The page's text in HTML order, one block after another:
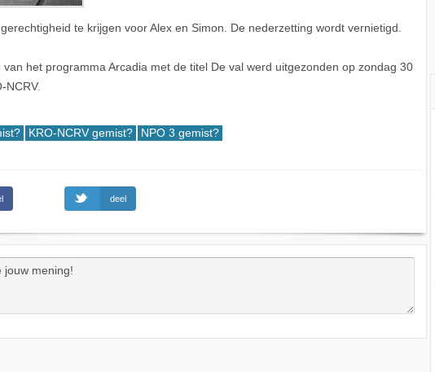
te krijgen voor Alex en Simon. De nederzetting wordt vernietigd.
van het programma Arcadia met de titel De val werd uitgezonden op zondag 30
NCRV.
KRO-NCRV gemist? NPO 3 gemist?
deel